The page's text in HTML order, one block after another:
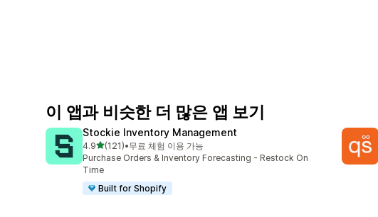
이 앱과 비슷한 더 많은 앱 보기
Stockie Inventory Management
4.9별 5개 중
(121)
총 리뷰 121개
•무료 체험 이용 가능
Purchase Orders & Inventory Forecasting - Restock On
Time
Built for Shopify